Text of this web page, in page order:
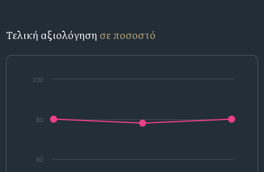
Τελική αξιολόγηση σε ποσοστό
60
80
100